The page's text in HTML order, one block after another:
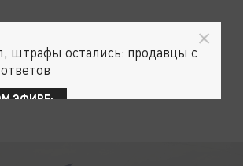
штрафы остались: продавцы с
ЭФИРЕ: